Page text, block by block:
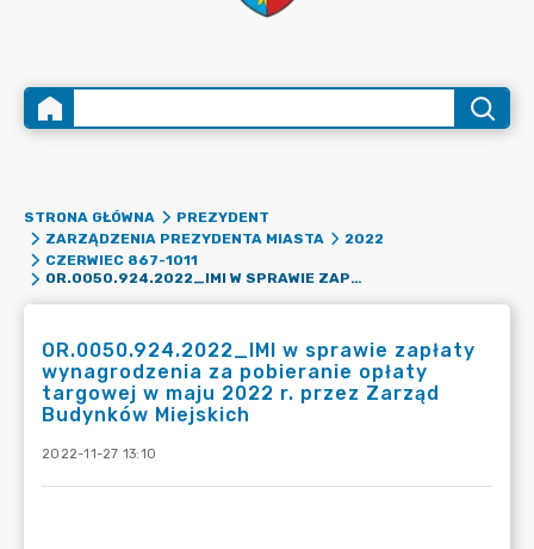
STRONA GŁÓWNA
PREZYDENT
ZARZĄDZENIA PREZYDENTA MIASTA
2022
CZERWIEC 867-1011
OR.0050.924.2022_IMI W SPRAWIE ZAPŁATY WYNAGRODZENIA ZA POBIERANIE OPŁATY TARGOWEJ W MAJU 2022 R. PRZEZ ZARZĄD BUDYNKÓW MIEJSKICH
OR.0050.924.2022_IMI w sprawie zapłaty
wynagrodzenia za pobieranie opłaty
targowej w maju 2022 r. przez Zarząd
Budynków Miejskich
2022-11-27 13:10